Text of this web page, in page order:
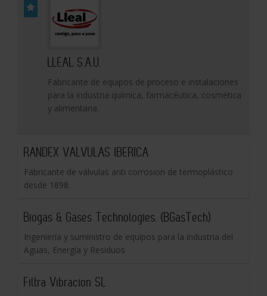
LLEAL S.A.U.
Fabricante de equipos de proceso e instalaciones
para la industria química, farmacéutica, cosmética
y alimentaria.
RANDEX VALVULAS IBERICA
Fabricante de válvulas anti corrosion de termoplástico
desde 1898.
Biogas & Gases Technologies. (BGasTech)
Ingeniería y suministro de equipos para la industria del
Aguas, Energía y Residuos
Filtra Vibracion SL